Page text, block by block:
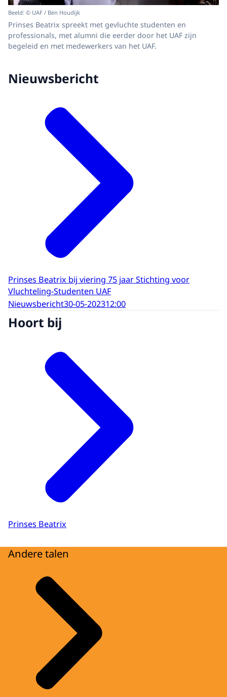
Beeld: © UAF / Ben Houdijk
Prinses Beatrix spreekt met gevluchte studenten en
professionals, met alumni die eerder door het UAF zijn
begeleid en met medewerkers van het UAF.
Nieuwsbericht
Prinses Beatrix bij viering 75 jaar Stichting voor
Vluchteling-Studenten UAF
Nieuwsbericht30-05-202312:00
Hoort bij
Prinses Beatrix
Andere talen